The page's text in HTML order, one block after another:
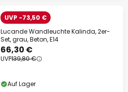
UVP -73,50 €
Lucande Wandleuchte Kalinda, 2er-
Set, grau, Beton, E14
66,30 €
UVP139,80 €
Auf Lager